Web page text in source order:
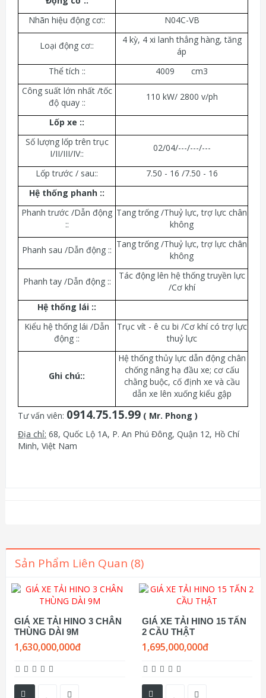
Nhãn hiệu động cơ::
N04C-VB
Loại động cơ::
4 kỳ, 4 xi lanh thẳng hàng, tăng
áp
Thể tích ::
4009 cm3
Công suất lớn nhất /tốc
độ quay ::
110 kW/ 2800 v/ph
Lốp xe ::
Số lượng lốp trên trục
I/II/III/IV::
02/04/---/---/---
Lốp trước / sau::
7.50 - 16 /7.50 - 16
Hệ thống phanh ::
Phanh trước /Dẫn động
::
Tang trống /Thuỷ lực, trợ lực chân
không
Phanh sau /Dẫn động ::
Tang trống /Thuỷ lực, trợ lực chân
không
Phanh tay /Dẫn động ::
Tác động lên hệ thống truyền lực
/Cơ khí
Hệ thống lái ::
Kiểu hệ thống lái /Dẫn
động ::
Trục vít - ê cu bi /Cơ khí có trợ lực
thuỷ lực
Ghi chú::
Hệ thống thủy lực dẫn động chân
chống nâng hạ đầu xe; cơ cấu
chằng buộc, cố định xe và cầu
dẫn xe lên xuống kiểu gập
Tư vấn viên: 0914.75.15.99 ( Mr. Phong )
Địa chỉ: 68, Quốc Lộ 1A, P. An Phú Đông, Quận 12, Hồ Chí
Minh, Việt Nam
Sản Phẩm Liên Quan (8)
GIÁ XE TẢI HINO 3 CHÂN
THÙNG DÀI 9M
1,630,000,000đ
GIÁ XE TẢI HINO 15 TẤN
2 CẦU THẬT
1,695,000,000đ